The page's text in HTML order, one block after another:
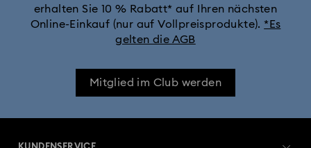
erhalten Sie 10 % Rabatt* auf Ihren nächsten
Online-Einkauf (nur auf Vollpreisprodukte). *Es
gelten die AGB
Mitglied im Club werden